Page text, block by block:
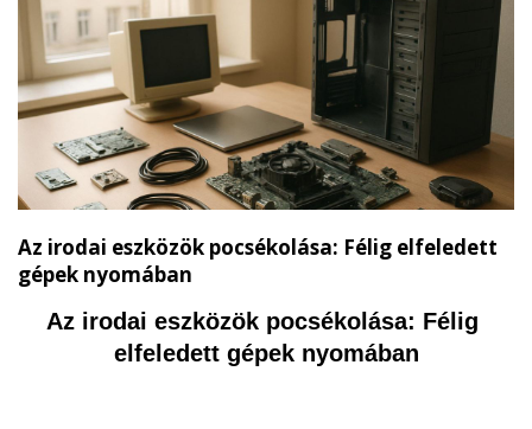
Az irodai eszközök pocsékolása: Félig elfeledett
gépek nyomában
Az irodai eszközök pocsékolása: Félig
elfeledett gépek nyomában